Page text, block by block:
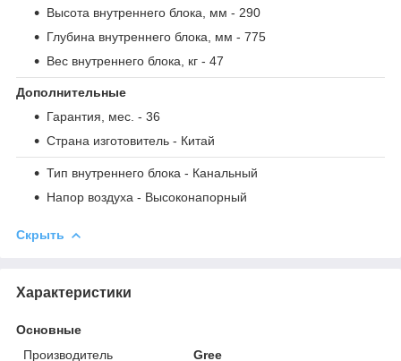
Высота внутреннего блока, мм - 290
Глубина внутреннего блока, мм - 775
Вес внутреннего блока, кг - 47
Дополнительные
Гарантия, мес. - 36
Страна изготовитель - Китай
Тип внутреннего блока - Канальный
Напор воздуха - Высоконапорный
Скрыть
Характеристики
Основные
Производитель
Gree